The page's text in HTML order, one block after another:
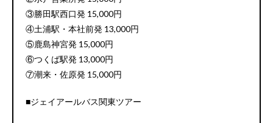
③勝田駅西口発 15,000円
④土浦駅・本社前発 13,000円
⑤鹿島神宮発 15,000円
⑥つくば駅発 13,000円
⑦潮来・佐原発 15,000円
■ジェイアールバス関東ツアー